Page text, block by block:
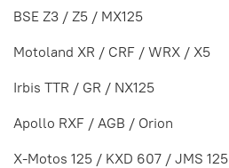
BSE Z3 / Z5 / MX125
Motoland XR / CRF / WRX / X5
Irbis TTR / GR / NX125
Apollo RXF / AGB / Orion
X-Motos 125 / KXD 607 / JMS 125